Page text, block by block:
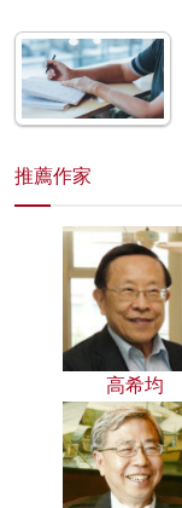
推薦作家
高希均